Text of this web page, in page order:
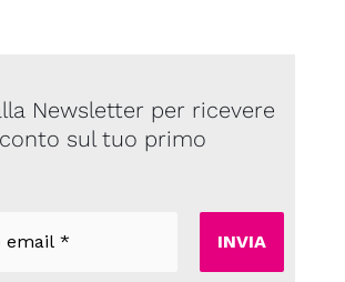
Newsletter per ricevere
sul tuo primo